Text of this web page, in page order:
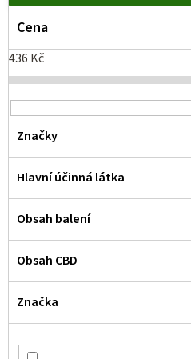
Cena
436 Kč
Značky
Hlavní účinná látka
Obsah balení
Obsah CBD
Značka
p
i
s
p
r
o
d
u
k
t
ů